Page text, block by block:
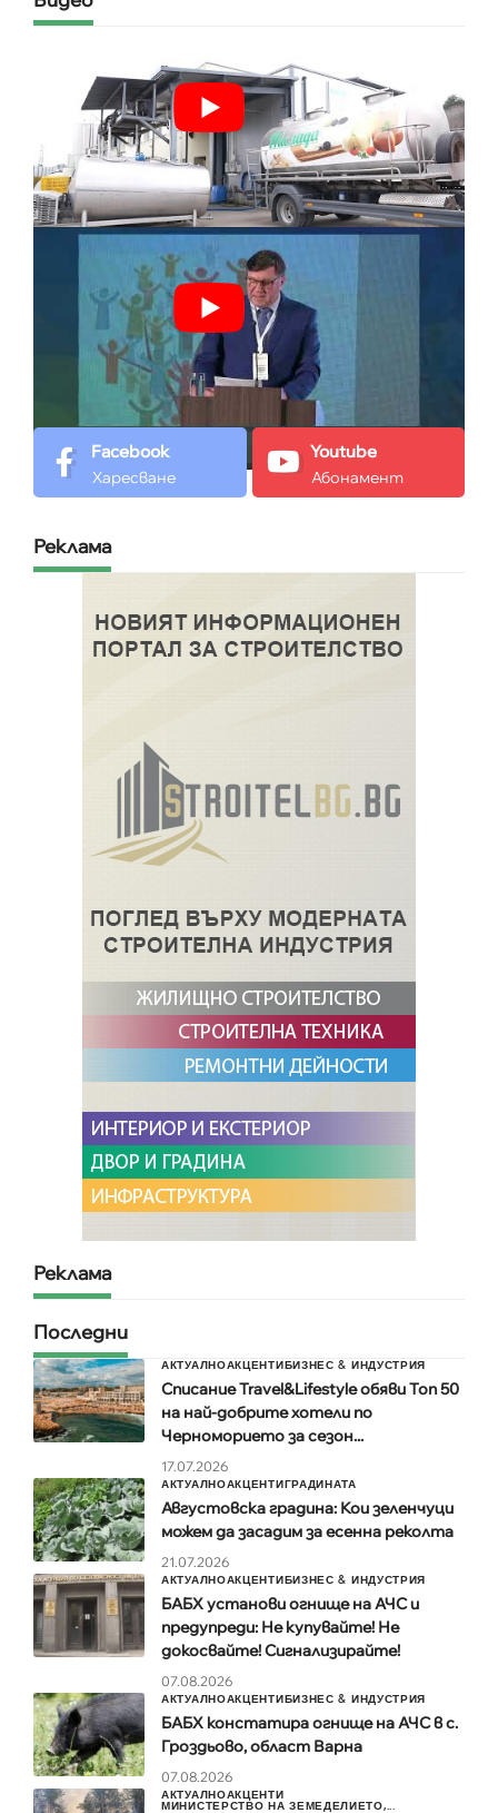
Facebook
Харесване
Youtube
Абонамент
Реклама
Реклама
Последни
АКТУАЛНОАКЦЕНТИБИЗНЕС & ИНДУСТРИЯ
Списание Travel&Lifestyle обяви Топ 50
на най-добрите хотели по
Черноморието за сезон...
17.07.2026
АКТУАЛНОАКЦЕНТИГРАДИНАТА
Августовска градина: Кои зеленчуци
можем да засадим за есенна реколта
21.07.2026
АКТУАЛНОАКЦЕНТИБИЗНЕС & ИНДУСТРИЯ
БАБХ установи огнище на АЧС и
предупреди: Не купувайте! Не
докосвайте! Сигнализирайте!
07.08.2026
АКТУАЛНОАКЦЕНТИБИЗНЕС & ИНДУСТРИЯ
БАБХ констатира огнище на АЧС в с.
Гроздьово, област Варна
07.08.2026
АКТУАЛНОАКЦЕНТИ
МИНИСТЕРСТВО НА ЗЕМЕДЕЛИЕТО,...